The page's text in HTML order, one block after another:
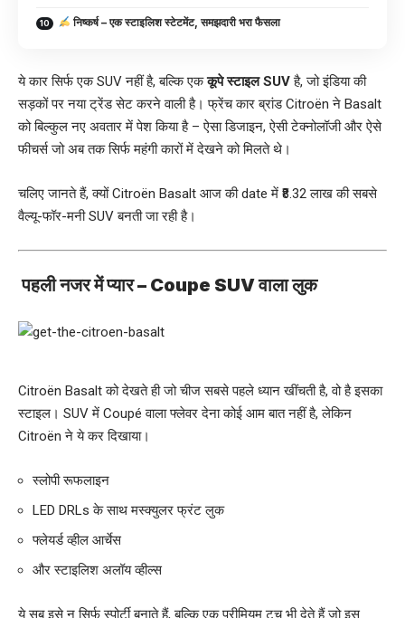
निष्कर्ष – एक स्टाइलिश स्टेटमेंट, समझदारी भरा फैसला
ये कार सिर्फ एक SUV नहीं है, बल्कि एककूपे स्टाइल SUVहै, जो इंडिया की
सड़कों पर नया ट्रेंड सेट करने वाली है। फ्रेंच कार ब्रांड Citroën ने Basalt
को बिल्कुल नए अवतार में पेश किया है – ऐसा डिजाइन, ऐसी टेक्नोलॉजी और ऐसे
फीचर्स जो अब तक सिर्फ महंगी कारों में देखने को मिलते थे।
चलिए जानते हैं, क्यों Citroën Basalt आज की date में ₹8.32 लाख की सबसे
वैल्यू-फॉर-मनी SUV बनती जा रही है।
पहली नजर में प्यार – Coupe SUV वाला लुक
Citroën Basalt को देखते ही जो चीज सबसे पहले ध्यान खींचती है, वो है इसका
स्टाइल। SUV में Coupé वाला फ्लेवर देना कोई आम बात नहीं है, लेकिन
Citroën ने ये कर दिखाया।
स्लोपी रूफलाइन
LED DRLs के साथ मस्क्युलर फ्रंट लुक
फ्लेयर्ड व्हील आर्चेस
और स्टाइलिश अलॉय व्हील्स
ये सब इसे न सिर्फ स्पोर्टी बनाते हैं, बल्कि एक प्रीमियम टच भी देते हैं जो इस